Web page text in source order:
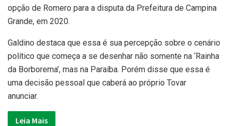
opção de Romero para a disputa da Prefeitura de Campina
Grande, em 2020.
Galdino destaca que essa é sua percepção sobre o cenário
político que começa a se desenhar não somente na ‘Rainha
da Borborema’, mas na Paraíba. Porém disse que essa é
uma decisão pessoal que caberá ao próprio Tovar
anunciar.
Leia Mais